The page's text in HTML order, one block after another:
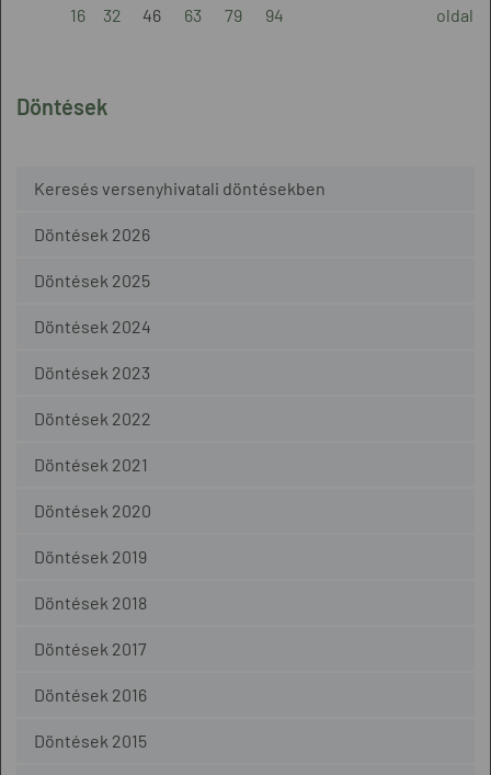
Döntések
Keresés versenyhivatali döntésekben
Döntések 2026
Döntések 2025
Döntések 2024
Döntések 2023
Döntések 2022
Döntések 2021
Döntések 2020
Döntések 2019
Döntések 2018
Döntések 2017
Döntések 2016
Döntések 2015
16 32 46 63 79 94 oldal